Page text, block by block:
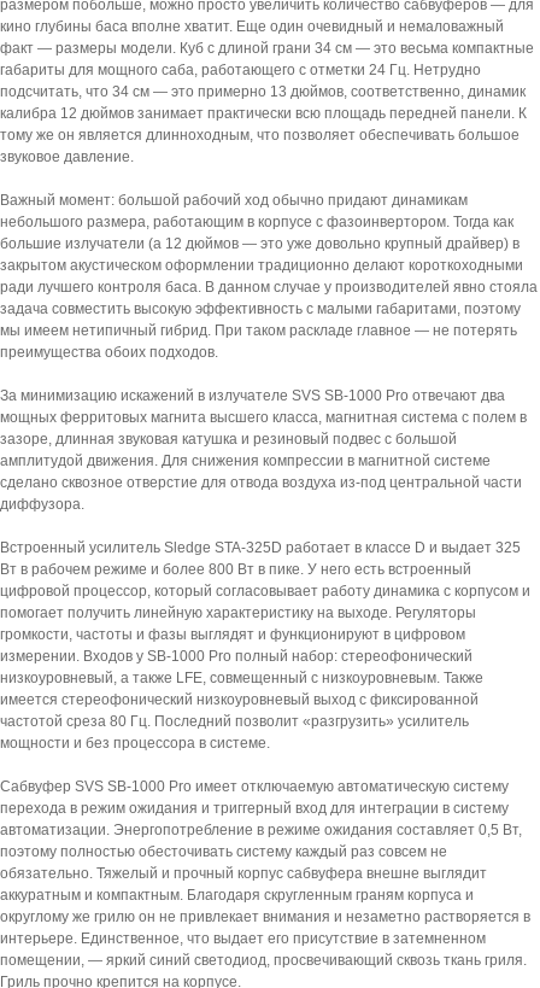
размером побольше, можно просто увеличить количество сабвуферов — для
кино глубины баса вполне хватит. Еще один очевидный и немаловажный
факт — размеры модели. Куб с длиной грани 34 см — это весьма компактные
габариты для мощного саба, работающего с отметки 24 Гц. Нетрудно
подсчитать, что 34 см — это примерно 13 дюймов, соответственно, динамик
калибра 12 дюймов занимает практически всю площадь передней панели. К
тому же он является длинноходным, что позволяет обеспечивать большое
звуковое давление.
Важный момент: большой рабочий ход обычно придают динамикам
небольшого размера, работающим в корпусе с фазоинвертором. Тогда как
большие излучатели (а 12 дюймов — это уже довольно крупный драйвер) в
закрытом акустическом оформлении традиционно делают короткоходными
ради лучшего контроля баса. В данном случае у производителей явно стояла
задача совместить высокую эффективность с малыми габаритами, поэтому
мы имеем нетипичный гибрид. При таком раскладе главное — не потерять
преимущества обоих подходов.
За минимизацию искажений в излучателе SVS SB-1000 Pro отвечают два
мощных ферритовых магнита высшего класса, магнитная система с полем в
зазоре, длинная звуковая катушка и резиновый подвес с большой
амплитудой движения. Для снижения компрессии в магнитной системе
сделано сквозное отверстие для отвода воздуха из-под центральной части
диффузора.
Встроенный усилитель Sledge STA-325D работает в классе D и выдает 325
Вт в рабочем режиме и более 800 Вт в пике. У него есть встроенный
цифровой процессор, который согласовывает работу динамика с корпусом и
помогает получить линейную характеристику на выходе. Регуляторы
громкости, частоты и фазы выглядят и функционируют в цифровом
измерении. Входов у SB-1000 Pro полный набор: стереофонический
низкоуровневый, а также LFE, совмещенный с низкоуровневым. Также
имеется стереофонический низкоуровневый выход с фиксированной
частотой среза 80 Гц. Последний позволит «разгрузить» усилитель
мощности и без процессора в системе.
Сабвуфер SVS SB-1000 Pro имеет отключаемую автоматическую систему
перехода в режим ожидания и триггерный вход для интеграции в систему
автоматизации. Энергопотребление в режиме ожидания составляет 0,5 Вт,
поэтому полностью обесточивать систему каждый раз совсем не
обязательно. Тяжелый и прочный корпус сабвуфера внешне выглядит
аккуратным и компактным. Благодаря скругленным граням корпуса и
округлому же грилю он не привлекает внимания и незаметно растворяется в
интерьере. Единственное, что выдает его присутствие в затемненном
помещении, — яркий синий светодиод, просвечивающий сквозь ткань гриля.
Гриль прочно крепится на корпусе.